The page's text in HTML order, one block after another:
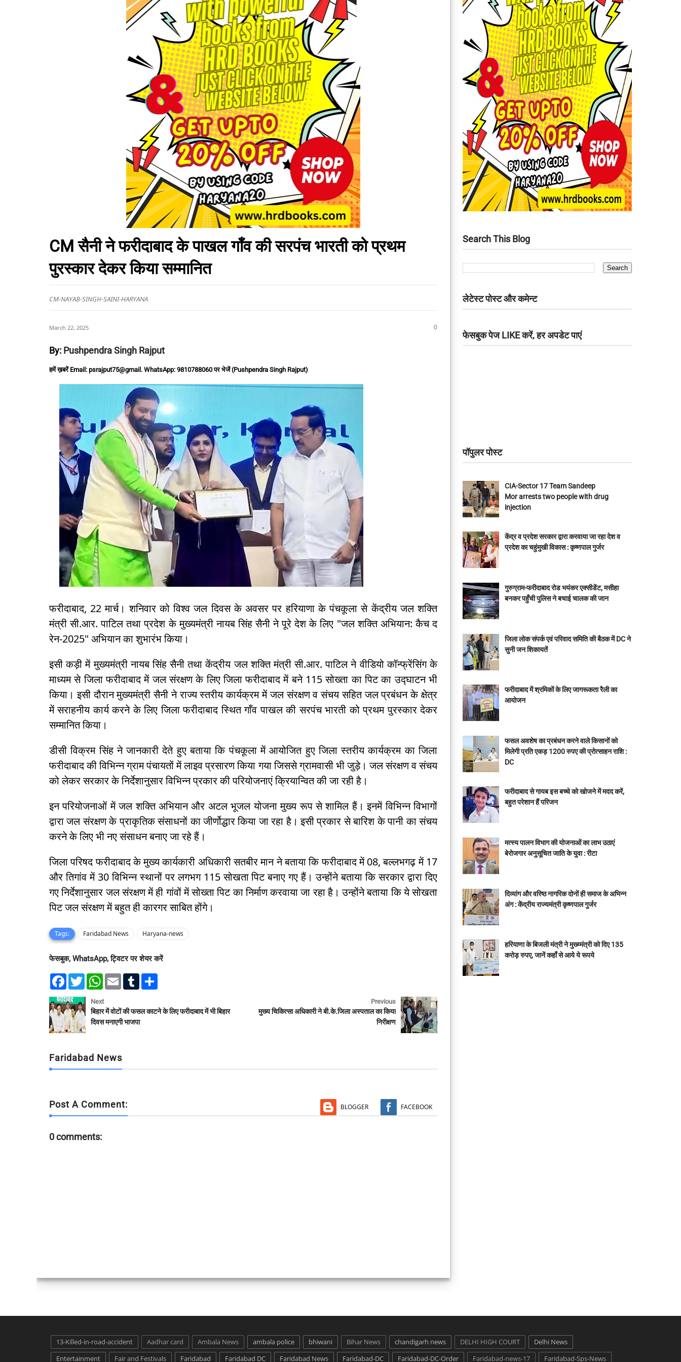
CM सैनी ने फरीदाबाद के पाखल गाँव की सरपंच भारती को प्रथम
पुरस्कार देकर किया सम्मानित
CM-NAYAB-SINGH-SAINI-HARYANA
March 22, 2025 0
By: Pushpendra Singh Rajput
हमें ख़बरें Email: psrajput75@gmail. WhatsApp: 9810788060 पर भेजें (Pushpendra Singh Rajput)
फरीदाबाद, 22 मार्च। शनिवार को विश्व जल दिवस के अवसर पर हरियाणा के पंचकूला से केंद्रीय जल शक्ति
मंत्री सी.आर. पाटिल तथा प्रदेश के मुख्यमंत्री नायब सिंह सैनी ने पूरे देश के लिए "जल शक्ति अभियान: कैच द
रेन-2025" अभियान का शुभारंभ किया।
इसी कड़ी में मुख्यमंत्री नायब सिंह सैनी तथा केंद्रीय जल शक्ति मंत्री सी.आर. पाटिल ने वीडियो कॉन्फ्रेंसिंग के
माध्यम से जिला फरीदाबाद में जल संरक्षण के लिए जिला फरीदाबाद में बने 115 सोख्ता का पिट का उद्घाटन भी
किया। इसी दौरान मुख्यमंत्री सैनी ने राज्य स्तरीय कार्यक्रम में जल संरक्षण व संचय सहित जल प्रबंधन के क्षेत्र
में सराहनीय कार्य करने के लिए जिला फरीदाबाद स्थित गाँव पाखल की सरपंच भारती को प्रथम पुरस्कार देकर
सम्मानित किया।
डीसी विक्रम सिंह ने जानकारी देते हुए बताया कि पंचकूला में आयोजित हुए जिला स्तरीय कार्यक्रम का जिला
फरीदाबाद की विभिन्न ग्राम पंचायतों में लाइव प्रसारण किया गया जिससे ग्रामवासी भी जुड़े। जल संरक्षण व संचय
को लेकर सरकार के निर्देशानुसार विभिन्न प्रकार की परियोजनाएं क्रियान्वित की जा रही है।
इन परियोजनाओं में जल शक्ति अभियान और अटल भूजल योजना मुख्य रूप से शामिल हैं। इनमें विभिन्न विभागों
द्वारा जल संरक्षण के प्राकृतिक संसाधनों का जीर्णोद्धार किया जा रहा है। इसी प्रकार से बारिश के पानी का संचय
करने के लिए भी नए संसाधन बनाए जा रहे हैं।
जिला परिषद फरीदाबाद के मुख्य कार्यकारी अधिकारी सतबीर मान ने बताया कि फरीदाबाद में 08, बल्लभगढ़ में 17
और तिगांव में 30 विभिन्न स्थानों पर लगभग 115 सोखता पिट बनाए गए हैं। उन्होंने बताया कि सरकार द्वारा दिए
गए निर्देशानुसार जल संरक्षण में ही गांवों में सोख्ता पिट का निर्माण करवाया जा रहा है। उन्होंने बताया कि ये सोखता
पिट जल संरक्षण में बहुत ही कारगर साबित होंगे।
Tags: Faridabad News Haryana-news
फेसबुक, WhatsApp, ट्विटर पर शेयर करें
F
e
b
o
o
k
T
w
t
t
e
r
W
t
s
A
p
E
l
T
l
r
e
Next
बिहार में वोटों की फसल काटने के लिए फरीदाबाद में भी बिहार
दिवस मनाएगी भाजपा
Previous
मुख्य चिकित्सा अधिकारी ने बी.के.जिला अस्पताल का किया
निरीक्षण
Faridabad News
Post A Comment: BLOGGER FACEBOOK
0 comments:
Search This Blog
लेटेस्ट पोस्ट और कमेन्ट
फेसबुक पेज LIKE करें, हर अपडेट पाएं
पॉपुलर पोस्ट
CIA-Sector 17 Team Sandeep
Mor arrests two people with drug
injection
केंद्र व प्रदेश सरकार द्वारा करवाया जा रहा देश व
प्रदेश का चहुंमुखी विकास : कृष्णपाल गुर्जर
गुरुग्राम-फरीदाबाद रोड भयंकर एक्सीडेंट, मसीहा
बनकर पहुँची पुलिस ने बचाई चालक की जान
जिला लोक संपर्क एवं परिवाद समिति की बैठक में DC ने
सुनी जन शिकायतें
फरीदाबाद में श्रमिकों के लिए जागरूकता रैली का
आयोजन
फसल अवशेष का प्रबंधन करने वाले किसानों को
मिलेगी प्रति एकड़ 1200 रुपए की प्रोत्साहन राशि :
DC
फरीदाबाद से गायब इस बच्चे को खोजने में मदद करें,
बहुत परेशान हैं परिजन
मत्स्य पालन विभाग की योजनाओं का लाभ उठाएं
बेरोजगार अनुसूचित जाति के युवा : रीटा
दिव्यांग और वरिष्ठ नागरिक दोनों ही समाज के अभिन्न
अंग : केंद्रीय राज्यमंत्री कृष्णपाल गुर्जर
हरियाणा के बिजली मंत्री ने मुख्य्मंत्री को दिए 135
करोड़ रुपए, जानें कहाँ से आये ये रूपये
13-Killed-in-road-accident Aadhar card Ambala News ambala police bhiwani Bihar News chandigarh news DELHI HIGH COURT
Delhi News
Entertainment
Fair and Festivals Faridabad Faridabad DC Faridabad News Faridabad-DC Faridabad-DC-Order Faridabad-news-17 Faridabad-Sps-News